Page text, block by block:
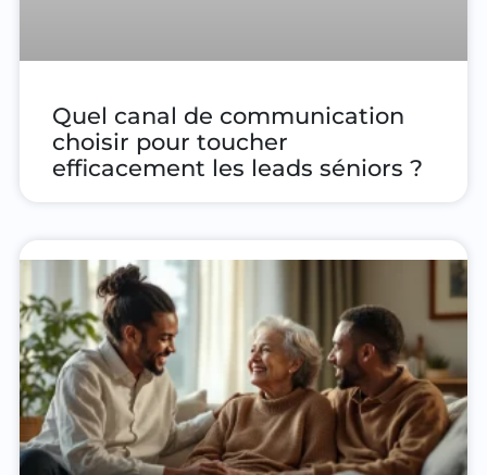
Quel canal de communication
choisir pour toucher
efficacement les leads séniors ?